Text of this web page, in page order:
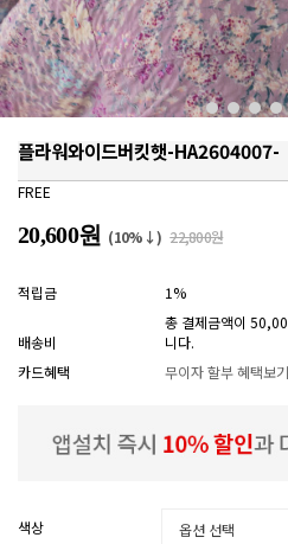
플라워와이드버킷햇-HA2604007-
FREE
20,600원 (10%↓) 22,800원
적립금 1%
배송비
총 결제금액이
니다.
카드혜택
무이자 할부 혜택보
색상